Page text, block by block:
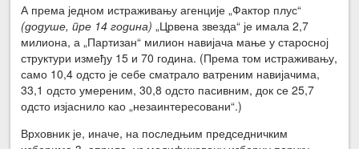
А према једном истраживању агенције „Фактор плус“
(додуше, пре 14 година) „Црвена звезда“ је имала 2,7
милиона, а „Партизан“ милион навијача мање у старосној
структури између 15 и 70 година. (Према том истраживању,
само 10,4 одсто је себе сматрало ватреним навијачима,
33,1 одсто умереним, 30,8 одсто пасивним, док се 25,7
одсто изјаснило као „незаинтересовани“.)
Врховник је, иначе, на последњим председничким